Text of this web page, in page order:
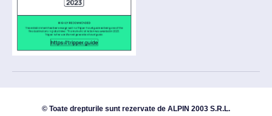
© Toate drepturile sunt rezervate de ALPIN 2003 S.R.L.